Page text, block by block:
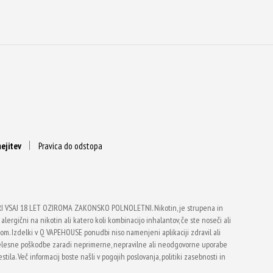
Pravica do odstopa
VSAJ 18 LET OZIROMA ZAKONSKO POLNOLETNI. Nikotin, je strupena in
na nikotin ali katero koli kombinacijo inhalantov, če ste noseči ali
Izdelki v Q VAPEHOUSE ponudbi niso namenjeni aplikaciji zdravil ali
poškodbe zaradi neprimerne, nepravilne ali neodgovorne uporabe
Več informacij boste našli v pogojih poslovanja, politiki zasebnosti in